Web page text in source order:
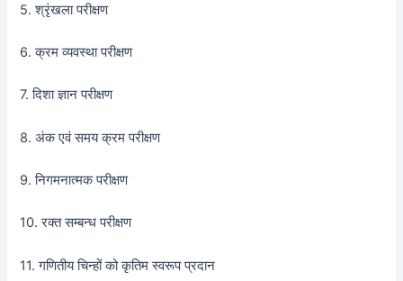
5. श्रृंखला परीक्षण
6. क्रम व्यवस्था परीक्षण
7. दिशा ज्ञान परीक्षण
8. अंक एवं समय क्रम परीक्षण
9. निगमनात्मक परीक्षण
10. रक्त सम्बन्ध परीक्षण
11. गणितीय चिन्हों को कृतिम स्वरूप प्रदान